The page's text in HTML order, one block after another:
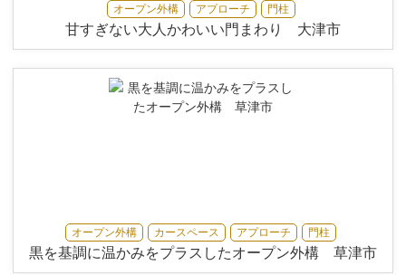
オープン外構 アプローチ 門柱
甘すぎない大人かわいい門まわり 大津市
オープン外構 カースペース アプローチ 門柱
黒を基調に温かみをプラスしたオープン外構 草津市